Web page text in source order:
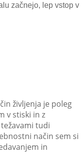
začnejo, lep vstop v
življenja je poleg
v stiski in z
tudi
način sem si
in